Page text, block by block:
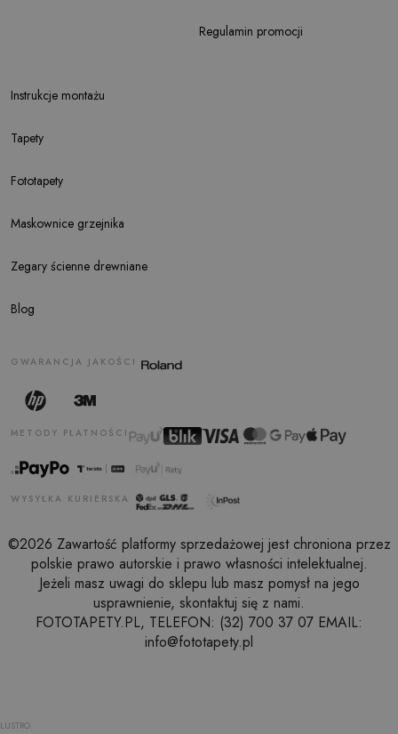
Instrukcje montażu
Tapety
Fototapety
Maskownice grzejnika
Zegary ścienne drewniane
Blog
Regulamin promocji
GWARANCJA JAKOŚCI
WYSYŁKA KURIERSKA
METODY PŁATNOŚCI
©2026 Zawartość platformy sprzedażowej jest chroniona przez
polskie prawo autorskie i prawo własności intelektualnej.
Jeżeli masz uwagi do sklepu lub masz pomysł na jego
usprawnienie, skontaktuj się z nami.
FOTOTAPETY.PL, TELEFON: (32) 700 37 07 EMAIL:
info@fototapety.pl
LUSTRO